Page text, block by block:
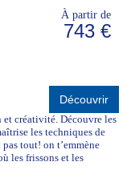
À partir de
743 €
Découvrir
et créativité. Découvre les
les techniques de
tout! on t’emmène
les frissons et les